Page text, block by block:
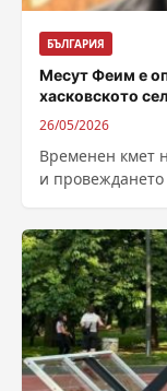
БЪЛГАРИЯ
Месут Феим е
хасковското
26/05/2026
Временен кмет
и